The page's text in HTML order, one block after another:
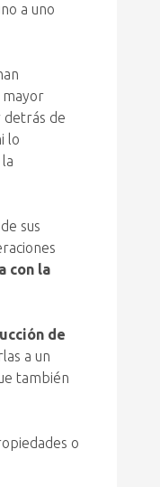
a uno
mayor
detrás de
lo
sus
con la
de
a un
también
o